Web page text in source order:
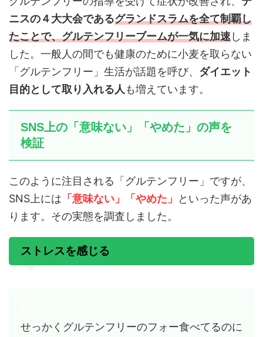
ニスの４大大会であるグランドスラムを全て制覇し
たことで、グルテンフリーブームが一気に加速しま
した。一般人の間でも健康のために小麦を取らない
「グルテンフリー」生活が話題を呼び、 ダイエット
目的として取り入れる人 も増えています。
SNS上の「意味ない」「やめた」の声を
検証
このように注目される「グルテンフリー」ですが、
SNS上には 「意味ない」「やめた」
といった声があ
ります。その実態を調査しました。
ストレスを感じる
せっかくグルテンフリーのフォー食べてるのに